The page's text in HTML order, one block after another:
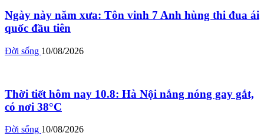
Ngày này năm xưa: Tôn vinh 7 Anh hùng thi đua ái
quốc đầu tiên
Đời sống 10/08/2026
Thời tiết hôm nay 10.8: Hà Nội nắng nóng gay gắt,
có nơi 38°C
Đời sống 10/08/2026